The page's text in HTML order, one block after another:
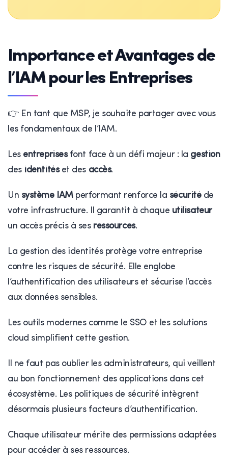
Importance et Avantages de
l’IAM pour les Entreprises
👉 En tant que MSP, je souhaite partager avec vous
les fondamentaux de l’IAM.
Les entreprisesfont face à un défi majeur : la gestion
des identitéset des accès.
Un système IAMperformant renforce la sécuritéde
votre infrastructure. Il garantit à chaque utilisateur
un accès précis à ses ressources.
La gestion des identités protège votre entreprise
contre les risques de sécurité. Elle englobe
l’authentification des utilisateurs et sécurise l’accès
aux données sensibles.
Les outils modernes comme le SSO et les solutions
cloud simplifient cette gestion.
Il ne faut pas oublier les administrateurs, qui veillent
au bon fonctionnement des applications dans cet
écosystème. Les politiques de sécurité intègrent
désormais plusieurs facteurs d’authentification.
Chaque utilisateur mérite des permissions adaptées
pour accéder à ses ressources.